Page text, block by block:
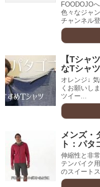
FOODOJO
色々なジャ
チャンネル
【Tシャ
なTシャツ
オレンジ↓
くお願いし
ツイー...
メンズ・
ト：パタ
伸縮性と非
テンバイク
のスイート